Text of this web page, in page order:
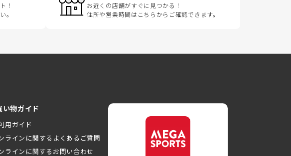
！
。
お近くの店舗がすぐに見つかる！
住所や営業時間はこちらからご確認できます。
い物ガイド
用ガイド
ラインに関するよくあるご質問
ラインに関するお問い合わせ